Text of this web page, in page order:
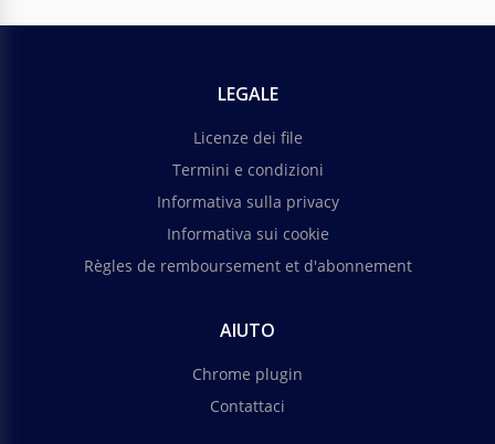
LEGALE
Licenze dei file
Termini e condizioni
Informativa sulla privacy
Informativa sui cookie
Règles de remboursement et d'abonnement
AIUTO
Chrome plugin
Contattaci